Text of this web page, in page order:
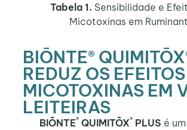
Tabela 1. Sensibilidade e
Micotoxinas em
BIŌNTE®
REDUZ OS
MICOTOXINAS EM
LEITEIRAS
BIŌNTE®QUIMITŌX®PLUS é um